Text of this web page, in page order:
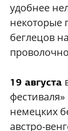
удобнее
некоторые
беглецов
19 августа
немецких
австро-